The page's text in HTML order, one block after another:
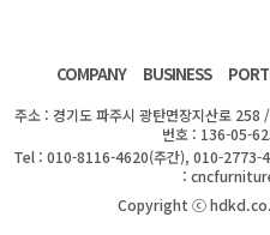
COMPANY BUSINESS
주소 : 경기도 파주시 광탄면장지산로
번호 : 136-05-
Tel : 010-8116-4620(주간), 010-2773-
:
Copyright ⓒ